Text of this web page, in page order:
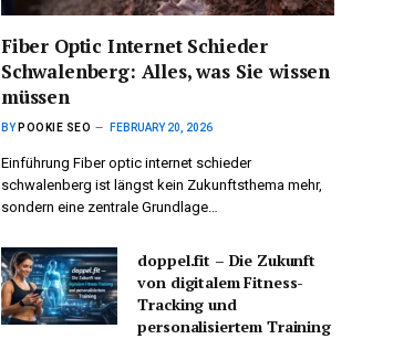
Fiber Optic Internet Schieder
Schwalenberg: Alles, was Sie wissen
müssen
BY POOKIE SEO FEBRUARY 20, 2026
Einführung Fiber optic internet schieder
schwalenberg ist längst kein Zukunftsthema mehr,
sondern eine zentrale Grundlage…
doppel.fit – Die Zukunft
von digitalem Fitness-
Tracking und
personalisiertem Training